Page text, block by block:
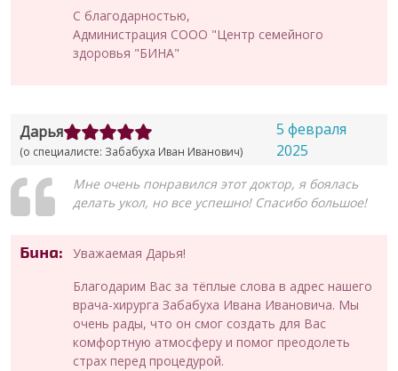
С благодарностью,
Администрация СООО "Центр семейного
здоровья "БИНА"
Дарья
(о специалисте: Забабуха Иван Иванович)
5 февраля
2025
Мне очень понравился этот доктор, я боялась
делать укол, но все успешно! Спасибо большое!
Бина:
Уважаемая Дарья!
Благодарим Вас за тёплые слова в адрес нашего
врача-хирурга Забабуха Ивана Ивановича. Мы
очень рады, что он смог создать для Вас
комфортную атмосферу и помог преодолеть
страх перед процедурой.